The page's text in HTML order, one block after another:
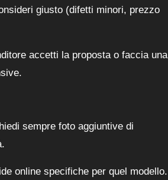
giusto (difetti minori, prezzo
accetti la proposta o faccia una
sempre foto aggiuntive di
online specifiche per quel modello.